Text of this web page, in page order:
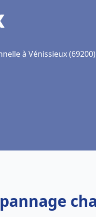
à Vénissieux (69200)